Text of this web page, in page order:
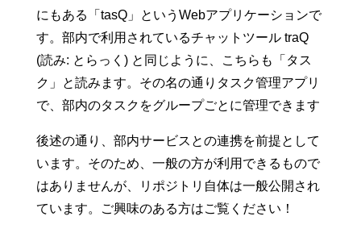
にもある「tasQ」というWebアプリケーションで
す。部内で利用されているチャットツール traQ
(読み: とらっく) と同じように、こちらも「タス
ク」と読みます。その名の通りタスク管理アプリ
で、部内のタスクをグループごとに管理できます
後述の通り、部内サービスとの連携を前提として
います。そのため、一般の方が利用できるもので
はありませんが、リポジトリ自体は一般公開され
ています。ご興味のある方はご覧ください！